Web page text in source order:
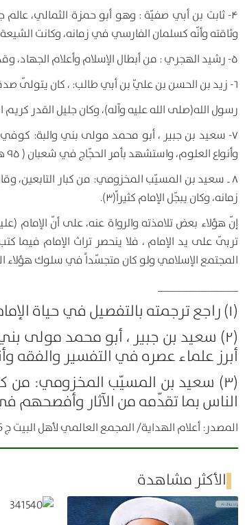
۴- ثابت بن أبي صفيّة : وهو أبو حمزة الثمالي،
وثاقته وأنّه كسلمان الفارسي في زمانه، وكانت
۵- رشيد الهجري : من أبطال الإسلام وأعلام الجهاد، وقد صلبه الاُمويّون من أجل عقيدته وولائه لأهل البيت (عليهم السلام).
۶- زيد بن الحسن بن عليّ بن أبي طالب: ، كان يتولّى صدقات
رسول الله(صلى الله عليه وآله)، وكان جليل القدر كريم
۷- سعيد بن جبير ، أبو محمد مولى بني والبة:
وأنواع العلوم، واستشهد بأمر الحجّاج في شعبان ( ۹۵ هـ ).
۸ ـ سعيد بن المسيّب المخزومي: من كبار التابعين،
زمانه، وكان يبجّل الإمام كثيراً(۳).
إنّ هؤلاء بعض تلامذته والرواة عنه، على أنّ
تربّى على يد الإمام ، فلا ينحصر تراث الإمام
المجتمع الإسلامي ولو كان متجسّداً في سلوك هؤلاء
(۱) راجع ترجمته بالتفصيل في حياة الإمام زين العابدين : ۵۲۲ ـ ۵۲۷
(۲) سعيد بن جبير ، أبو محمد مولى
أبرز علماء عصره في التفسير والفقه
(۳) سعيد بن المسيّب المخزومي: من
الناس بما تقدّمه من الآثار وأفصحهم في
المصدر: أعلام الهداية/ المجمع العالمي لأهل البيت ج 6
الأكثر مشاهدة